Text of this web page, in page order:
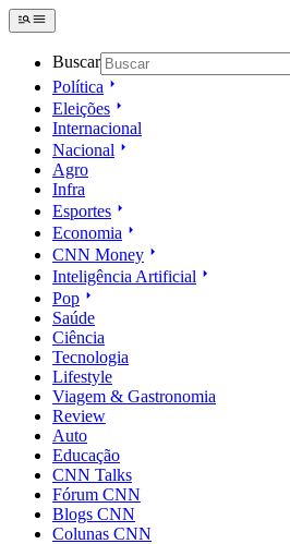
Buscar
Política
Eleições
Internacional
Nacional
Agro
Infra
Esportes
Economia
CNN Money
Inteligência Artificial
Pop
Saúde
Ciência
Tecnologia
Lifestyle
Viagem & Gastronomia
Review
Auto
Educação
CNN Talks
Fórum CNN
Blogs CNN
Colunas CNN